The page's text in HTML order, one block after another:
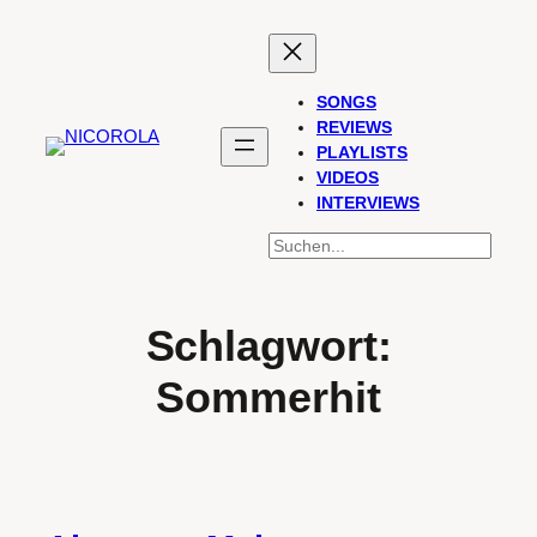
SONGS
REVIEWS
PLAYLISTS
VIDEOS
INTERVIEWS
SUCHEN
Schlagwort:
Sommerhit